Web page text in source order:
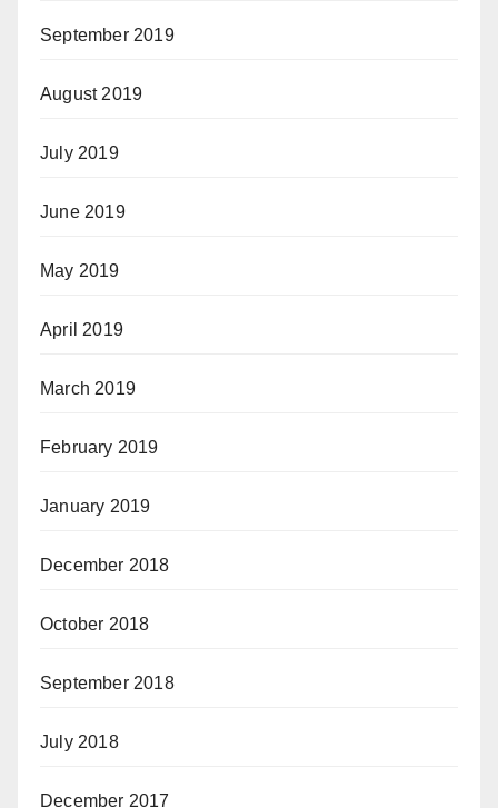
September 2019
August 2019
July 2019
June 2019
May 2019
April 2019
March 2019
February 2019
January 2019
December 2018
October 2018
September 2018
July 2018
December 2017